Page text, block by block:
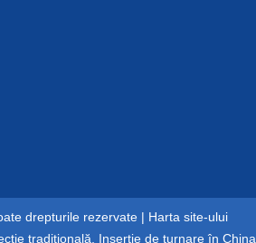
drepturile rezervate | Harta site-ului
tradițională Inserție de turnare în China